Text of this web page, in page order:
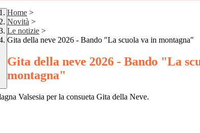
Home >
Novità >
Le notizie >
Gita della neve 2026 - Bando "La scuola va in montagna"
Gita della neve 2026 - Bando "La
montagna"
Valsesia per la consueta Gita della Neve.